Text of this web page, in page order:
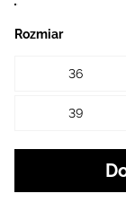
Rozmiar
36
39